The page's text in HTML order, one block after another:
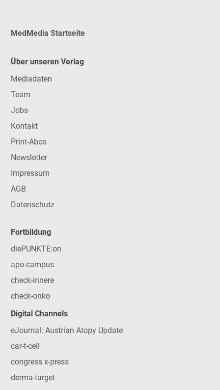
MedMedia Startseite
Über unseren Verlag
Mediadaten
Team
Jobs
Kontakt
Print-Abos
Newsletter
Impressum
AGB
Datenschutz
Fortbildung
diePUNKTE:on
apo-campus
check-innere
check-onko
Digital Channels
eJournal: Austrian Atopy Update
car-t-cell
congress x-press
derma-target